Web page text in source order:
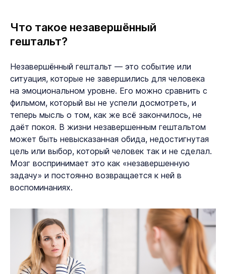
Что такое незавершённый
гештальт?
Незавершённый гештальт — это событие или
ситуация, которые не завершились для человека
на эмоциональном уровне. Его можно сравнить с
фильмом, который вы не успели досмотреть, и
теперь мысль о том, как же всё закончилось, не
даёт покоя. В жизни незавершенным гештальтом
может быть невысказанная обида, недостигнутая
цель или выбор, который человек так и не сделал.
Мозг воспринимает это как «незавершенную
задачу» и постоянно возвращается к ней в
воспоминаниях.